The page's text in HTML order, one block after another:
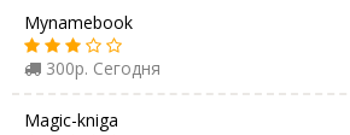
Mynamebook
300р. Сегодня
Magic-kniga